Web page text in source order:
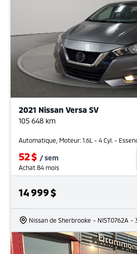
2021 Nissan Versa SV
105 648 km
Automatique, Moteur: 1.6L - 4 Cyl. -
52$ /sem
Achat 84 mois
14 999$
Nissan de Sherbrooke - NIST0762A -